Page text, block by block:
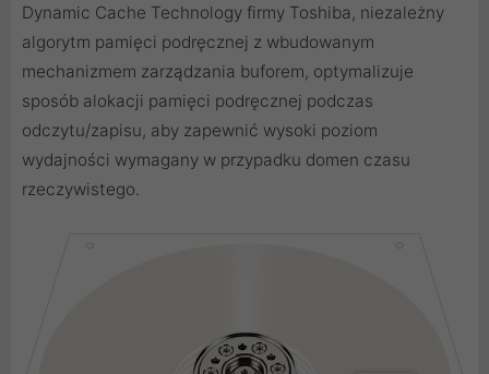
Dynamic Cache Technology firmy Toshiba, niezależny
algorytm pamięci podręcznej z wbudowanym
mechanizmem zarządzania buforem, optymalizuje
sposób alokacji pamięci podręcznej podczas
odczytu/zapisu, aby zapewnić wysoki poziom
wydajności wymagany w przypadku domen czasu
rzeczywistego.